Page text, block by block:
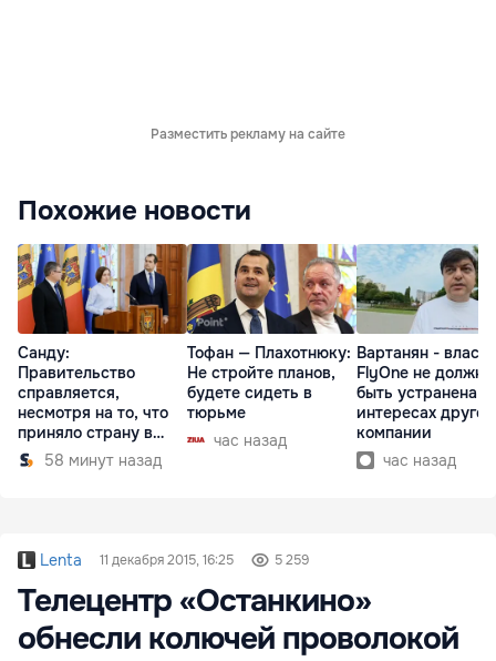
Разместить рекламу на сайте
Похожие новости
Санду:
Правительство
справляется,
несмотря на то, что
приняло страну в
разгар кризиса
58 минут назад
Тофан — Плахотнюку:
Не стройте планов,
будете сидеть в
тюрьме
час назад
Вартанян -
FlyOne не должна
быть устранена в
интересах другой
компании
час назад
Lenta 11 декабря 2015, 16:25 5 259
Телецентр «Останкино»
обнесли колючей проволокой